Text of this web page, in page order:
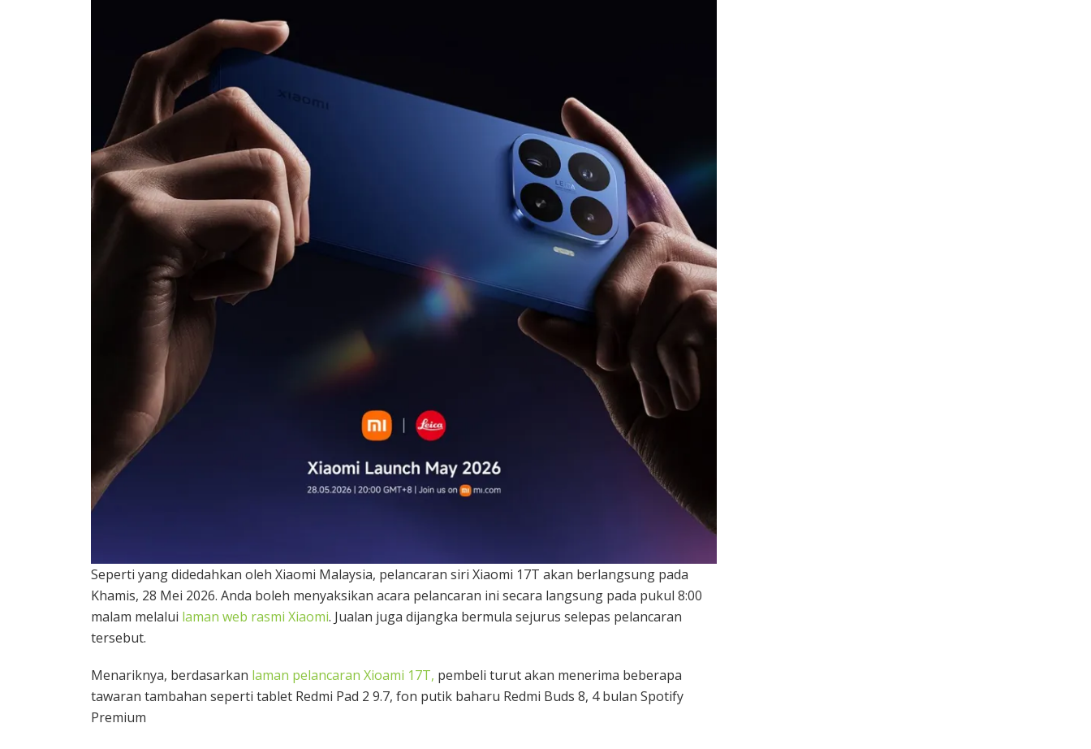
Seperti yang didedahkan oleh Xiaomi Malaysia, pelancaran siri Xiaomi 17T akan berlangsung pada
Khamis, 28 Mei 2026. Anda boleh menyaksikan acara pelancaran ini secara langsung pada pukul 8:00
malam melalui laman web rasmi Xiaomi. Jualan juga dijangka bermula sejurus selepas pelancaran
tersebut.
Menariknya, berdasarkan laman pelancaran Xioami 17T, pembeli turut akan menerima beberapa
tawaran tambahan seperti tablet Redmi Pad 2 9.7, fon putik baharu Redmi Buds 8, 4 bulan Spotify
Premium